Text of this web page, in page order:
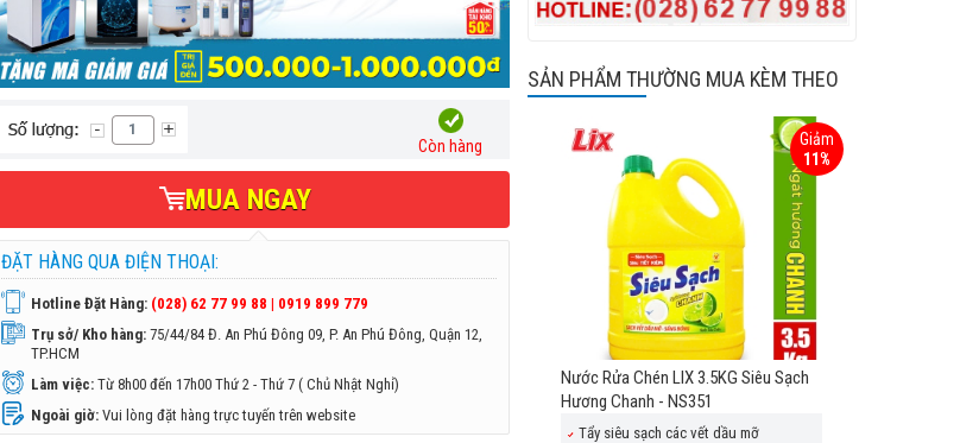
Còn hàng
MUA NGAY
ĐẶT HÀNG QUA ĐIỆN THOẠI:
Hotline Đặt Hàng: (028) 62 77 99 88 | 0919 899 779
Trụ sở/ Kho hàng:75/44/84 Đ. An Phú Đông 09, P. An Phú Đông, Quận 12,
TP.HCM
Làm việc:Từ 8h00 đến 17h00 Thứ 2 - Thứ 7 ( Chủ Nhật Nghỉ)
Ngoài giờ:Vui lòng đặt hàng trực tuyến trên website
SẢN PHẨM THƯỜNG MUA KÈM THEO
Nước Rửa Chén LIX 3.5KG Siêu Sạch
Hương Chanh - NS351
Tẩy siêu sạch các vết dầu mỡ
Giảm
11%